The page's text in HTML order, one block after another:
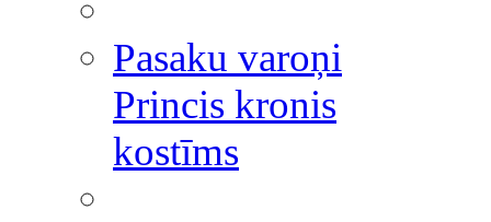
Pasaku varoņi
Princis kronis
kostīms